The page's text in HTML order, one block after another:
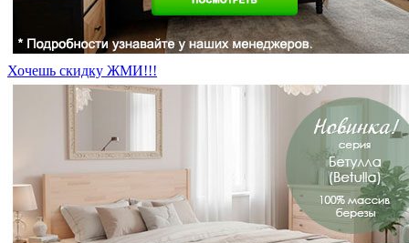
Хочешь скидку ЖМИ!!!